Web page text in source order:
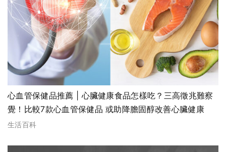
心血管保健品推薦 | 心臟健康食品怎樣吃？三高徵兆難察
覺！比較7款心血管保健品 或助降膽固醇改善心臟健康
生活百科